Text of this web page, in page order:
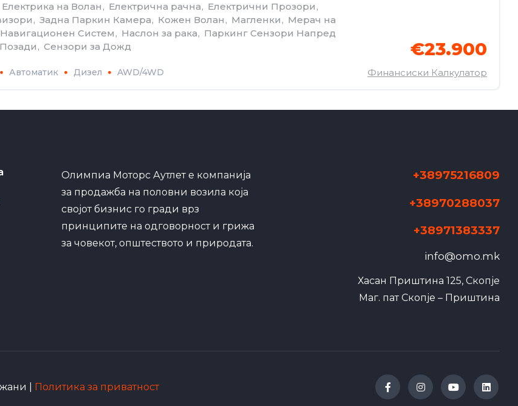
Електрика на Волан , Електрична рачна, Електрични Прозори ,
, Задна Паркин Камера, Кожен Волан , Магленки , Мерач на
Навигационен Систем , Наслон за рака, Паркинг Сензори Напред
, Сензори за Дожд
Автоматик Дизел AWD/4WD
€23.900
Финансиски Калкулатор
Олимпиа Моторс Аутлет е компанија
за продажба на половни возила која
својот бизнис го гради врз
принципите на одговорност и грижа
за човекот, општеството и природата.
+38975216809
+38970288037
+38971383337
info@omo.mk
Хасан Приштина 125, Скопје
Маг. пат Скопје – Приштина
| Политика за приватност